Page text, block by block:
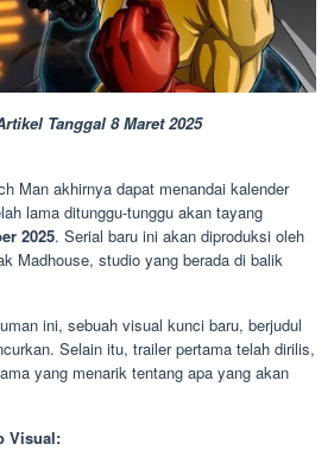
Tanggal 8 Maret 2025
Man akhirnya dapat menandai kalender
lama ditunggu-tunggu akan tayang
2025. Serial baru ini akan diproduksi oleh
Madhouse, studio yang berada di balik
ini, sebuah visual kunci baru, berjudul
Selain itu, trailer pertama telah dirilis,
yang menarik tentang apa yang akan
Visual: